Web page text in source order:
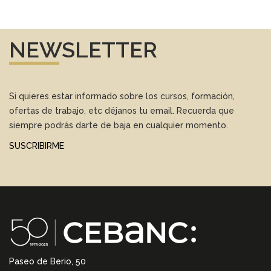
NEWSLETTER
Si quieres estar informado sobre los cursos, formación,
ofertas de trabajo, etc déjanos tu email. Recuerda que
siempre podrás darte de baja en cualquier momento.
SUSCRIBIRME
Paseo de Berio, 50